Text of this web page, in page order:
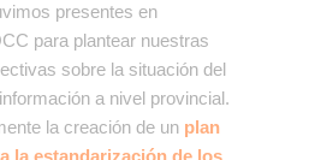
presentes en
para plantear nuestras
sobre la situación del
a nivel provincial.
la creación de un plan